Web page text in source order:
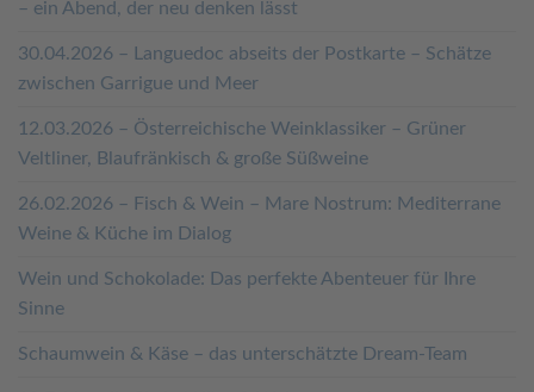
– ein Abend, der neu denken lässt
30.04.2026 – Languedoc abseits der Postkarte – Schätze
zwischen Garrigue und Meer
12.03.2026 – Österreichische Weinklassiker – Grüner
Veltliner, Blaufränkisch & große Süßweine
26.02.2026 – Fisch & Wein – Mare Nostrum: Mediterrane
Weine & Küche im Dialog
Wein und Schokolade: Das perfekte Abenteuer für Ihre
Sinne
Schaumwein & Käse – das unterschätzte Dream-Team